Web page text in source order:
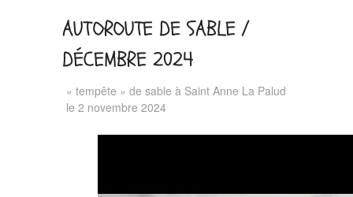
AUTOROUTE DE SABLE /
DÉCEMBRE 2024
« tempête » de sable à Saint Anne La Palud
le 2 novembre 2024